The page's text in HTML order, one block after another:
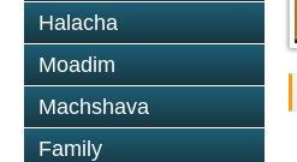
Halacha
Moadim
Machshava
Family